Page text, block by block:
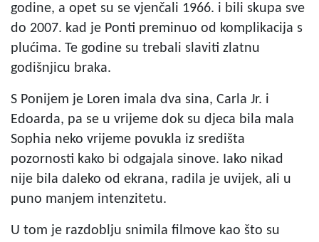
godine, a opet su se vjenčali 1966. i bili skupa sve
do 2007. kad je Ponti preminuo od komplikacija s
plućima. Te godine su trebali slaviti zlatnu
godišnjicu braka.
S Ponijem je Loren imala dva sina, Carla Jr. i
Edoarda, pa se u vrijeme dok su djeca bila mala
Sophia neko vrijeme povukla iz središta
pozornosti kako bi odgajala sinove. Iako nikad
nije bila daleko od ekrana, radila je uvijek, ali u
puno manjem intenzitetu.
U tom je razdoblju snimila filmove kao što su